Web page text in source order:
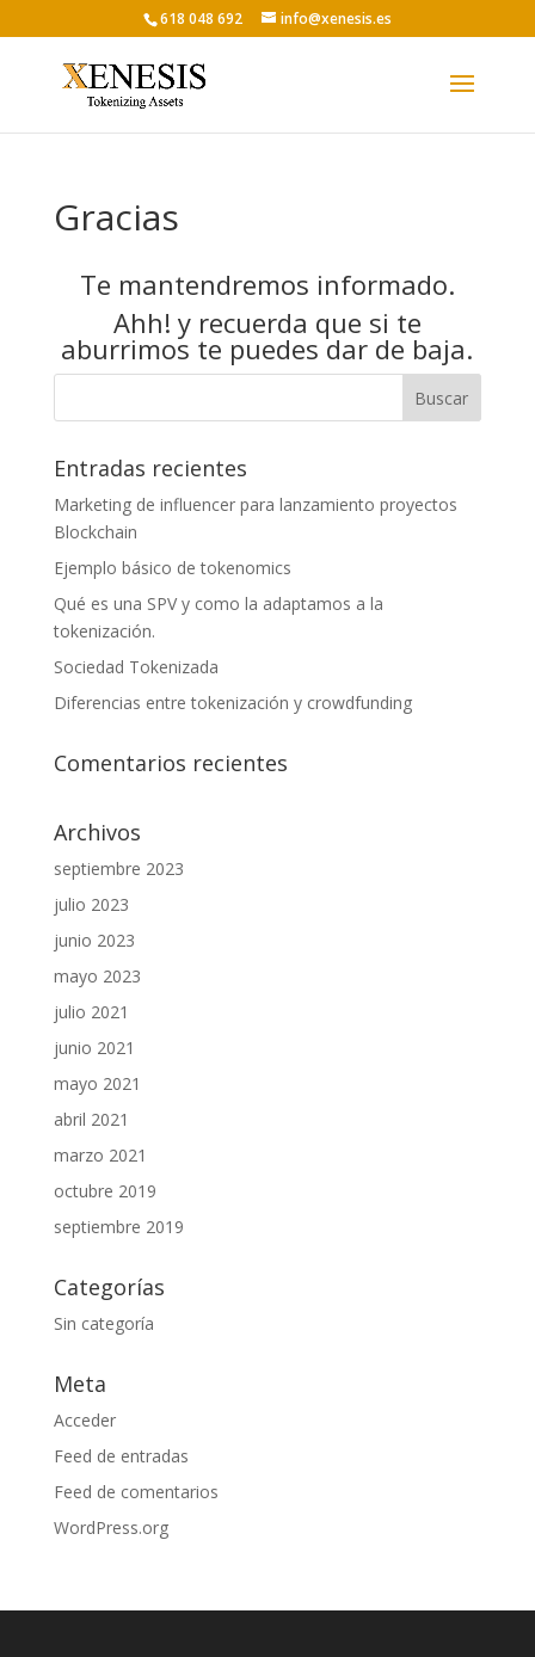
618 048 692 info@xenesis.es
Gracias
Te mantendremos informado.
Ahh! y recuerda que si te
aburrimos te puedes dar de baja.
Entradas recientes
Marketing de influencer para lanzamiento proyectos
Blockchain
Ejemplo básico de tokenomics
Qué es una SPV y como la adaptamos a la
tokenización.
Sociedad Tokenizada
Diferencias entre tokenización y crowdfunding
Comentarios recientes
Archivos
septiembre 2023
julio 2023
junio 2023
mayo 2023
julio 2021
junio 2021
mayo 2021
abril 2021
marzo 2021
octubre 2019
septiembre 2019
Categorías
Sin categoría
Meta
Acceder
Feed de entradas
Feed de comentarios
WordPress.org